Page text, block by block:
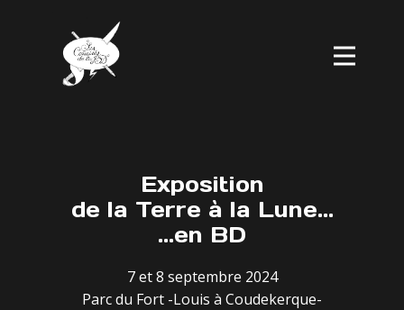
Exposition
de la Terre à la Lune...
...en BD
7 et 8 septembre 2024
Parc du Fort -Louis à Coudekerque-